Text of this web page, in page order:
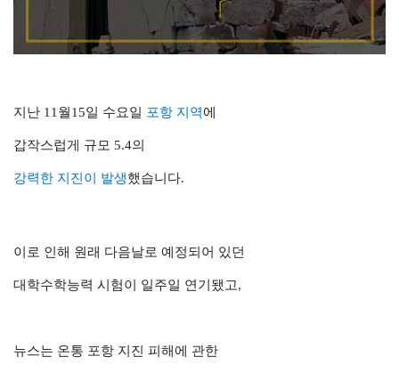
지난 11월15일 수요일 포항 지역에
갑작스럽게 규모 5.4의
강력한 지진이 발생했습니다.
이로 인해 원래 다음날로 예정되어 있던
대학수학능력 시험이 일주일 연기됐고,
뉴스는 온통 포항 지진 피해에 관한